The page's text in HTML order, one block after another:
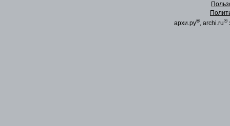
архи.ру®, archi.ru®